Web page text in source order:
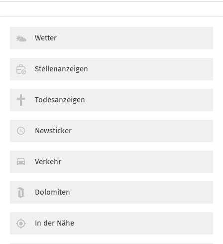
Wetter
Stellenanzeigen
Todesanzeigen
Newsticker
Verkehr
Dolomiten
In der Nähe